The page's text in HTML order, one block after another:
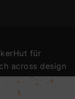
für
across design